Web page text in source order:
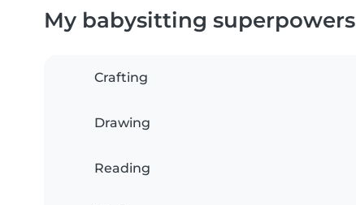
My babysitting superpowers
Crafting
Drawing
Reading